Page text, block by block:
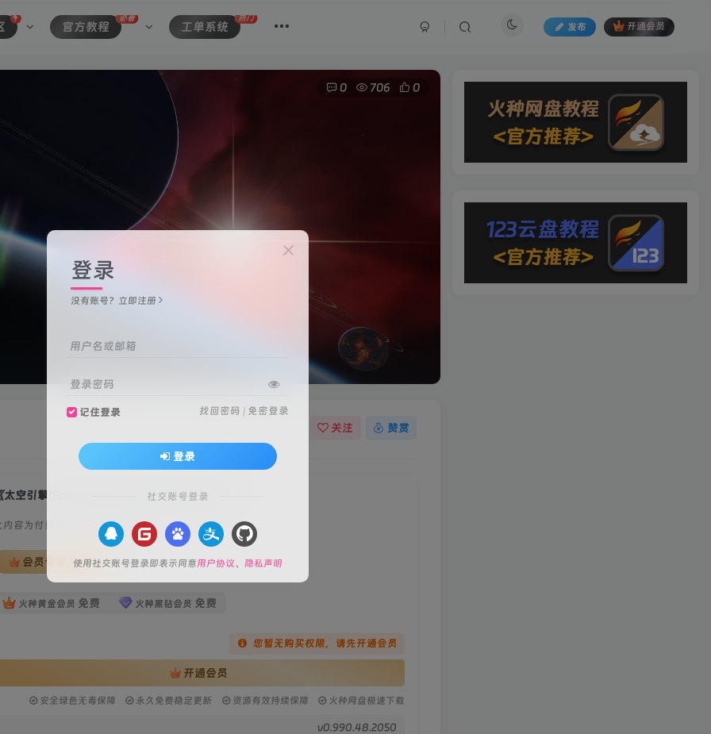
官方教程
必看
工单系统
热门
发布 开通会员
0 706 0
关注 赞赏
太空引擎(SpaceEngine)》[v0.990.48.2050]
内容为付费资源，请付费后查看
会员专属资源
火种黄金会员 免费 火种黑钻会员 免费
您暂无购买权限，请先开通会员
开通会员
安全绿色无毒保障 永久免费稳定更新 资源有效持续保障 火种网盘极速下载
v0.990.48.2050
登录
没有账号？立即注册
用户名或邮箱
登录密码
记住登录 找回密码 | 免密登录
登录
社交账号登录
使用社交账号登录即表示同意用户协议、 隐私声明